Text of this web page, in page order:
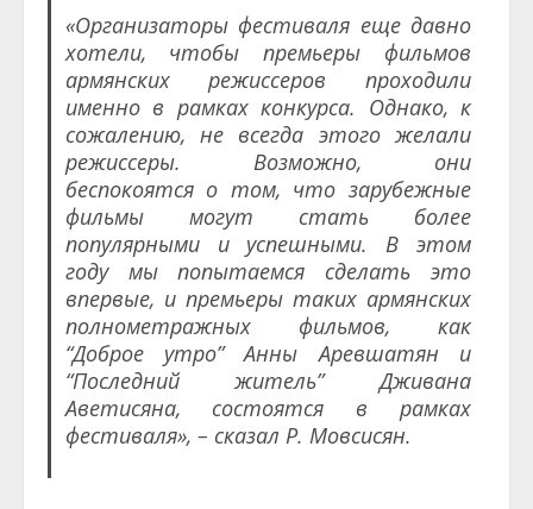
«Организаторы фестиваля еще давно
хотели, чтобы премьеры фильмов
армянских режиссеров проходили
именно в рамках конкурса. Однако, к
сожалению, не всегда этого желали
режиссеры. Возможно, они
беспокоятся о том, что зарубежные
фильмы могут стать более
популярными и успешными. В этом
году мы попытаемся сделать это
впервые, и премьеры таких армянских
полнометражных фильмов, как
“Доброе утро” Анны Аревшатян и
“Последний житель” Дживана
Аветисяна, состоятся в рамках
фестиваля», – сказал Р. Мовсисян.